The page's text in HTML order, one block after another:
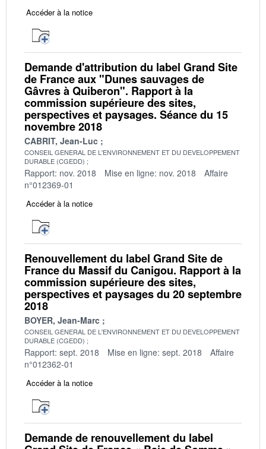
Accéder à la notice
Demande d'attribution du label Grand Site
de France aux "Dunes sauvages de
Gâvres à Quiberon". Rapport à la
commission supérieure des sites,
perspectives et paysages. Séance du 15
novembre 2018
CABRIT, Jean-Luc
CONSEIL GENERAL DE L'ENVIRONNEMENT ET DU DEVELOPPEMENT
DURABLE (CGEDD)
Rapport: nov. 2018 Mise en ligne: nov. 2018
Affaire
n°012369-01
Accéder à la notice
Renouvellement du label Grand Site de
France du Massif du Canigou. Rapport à la
commission supérieure des sites,
perspectives et paysages du 20 septembre
2018
BOYER, Jean-Marc
CONSEIL GENERAL DE L'ENVIRONNEMENT ET DU DEVELOPPEMENT
DURABLE (CGEDD)
Rapport: sept. 2018 Mise en ligne: sept. 2018
Affaire
n°012362-01
Accéder à la notice
Demande de renouvellement du label